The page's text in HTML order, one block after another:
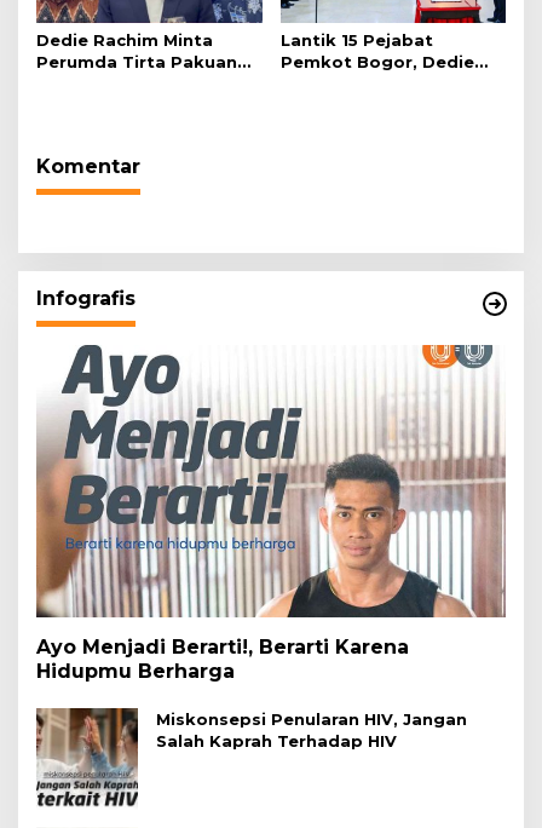
Dedie Rachim Minta
Perumda Tirta Pakuan
Lantik 15 Pejabat
Pemkot Bogor, Dedie
Komentar
Infografis
Ayo Menjadi Berarti!, Berarti Karena
Hidupmu Berharga
Miskonsepsi Penularan HIV, Jangan
Salah Kaprah Terhadap HIV